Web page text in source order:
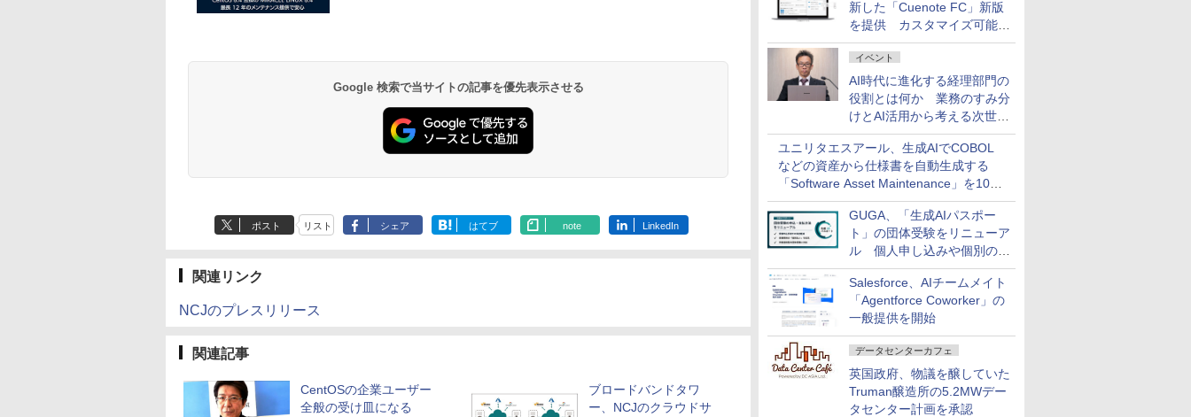
新した「Cuenote FC」新版
を提供 カスタマイズ可能な
ダッシュボード画面を搭載
イベント
AI時代に進化する経理部門の
役割とは何か 業務のすみ分
けとAI活用から考える次世代
ファイナンス戦略
ユニリタエスアール、生成AIでCOBOL
などの資産から仕様書を自動生成する
「Software Asset Maintenance」を10月
に発売
GUGA、「生成AIパスポー
ト」の団体受験をリニューア
ル 個人申し込みや個別の支
払いなどに対応
Salesforce、AIチームメイト
「Agentforce Coworker」の
一般提供を開始
データセンターカフェ
英国政府、物議を醸していた
Truman醸造所の5.2MWデー
タセンター計画を承認
Google 検索で当サイトの記事を優先表示させる
ポスト リスト シェア はてブ note LinkedIn
関連リンク
NCJのプレスリリース
関連記事
CentOSの企業ユーザー
全般の受け皿になる
ブロードバンドタワ
ー、NCJのクラウドサ